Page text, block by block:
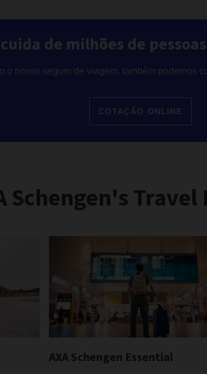
cuida de milhões de
o nosso seguro de viagem, também podemos
COTAÇÃO ONLINE
Schengen's
AXA Schengen Essential